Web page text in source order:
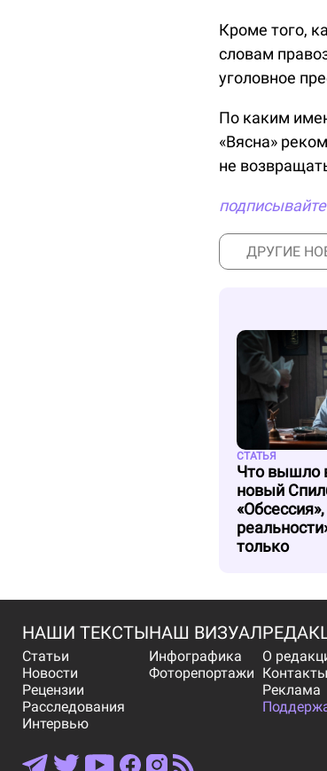
Кроме того,
словам
уголовное
По каким
«Вясна»
не
ДРУГИЕ
СТАТЬЯ
Что вышло
новый
только
НАШИ ТЕКСТЫ
Статьи
Новости
Рецензии
Расследования
Интервью
НАШ ВИЗУАЛ
Инфографика
Фоторепортажи
О
Контакты
Реклама